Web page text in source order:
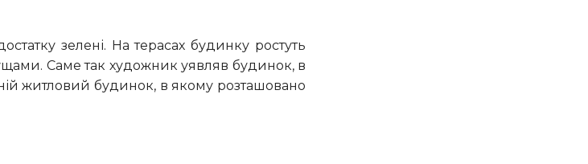
Саме так художник уявляв будинок, в
житловий будинок, в якому розташовано